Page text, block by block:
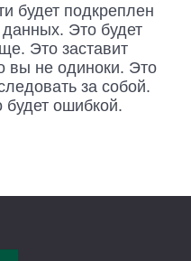
будет подкреплен
Это будет
Это заставит
вы не одиноки. Это
за собой.
будет ошибкой.